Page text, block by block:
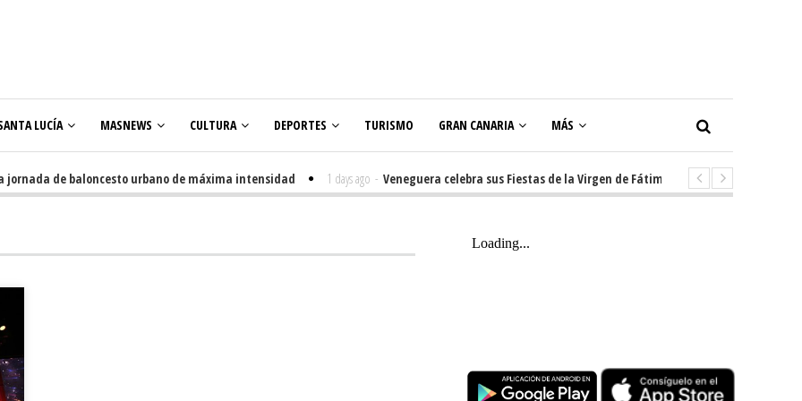
LUCÍA MASNEWS CULTURA DEPORTES TURISMO GRAN CANARIA MÁS
de baloncesto urbano de máxima intensidad 1 days ago - Veneguera celebra sus Fiestas de la Virgen de Fátima con diez días de tradición,